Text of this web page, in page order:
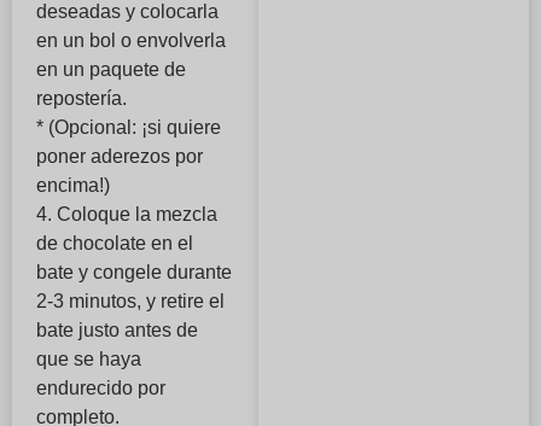
deseadas y colocarla
en un bol o envolverla
en un paquete de
repostería.
* (Opcional: ¡si quiere
poner aderezos por
encima!)
4. Coloque la mezcla
de chocolate en el
bate y congele durante
2-3 minutos, y retire el
bate justo antes de
que se haya
endurecido por
completo.